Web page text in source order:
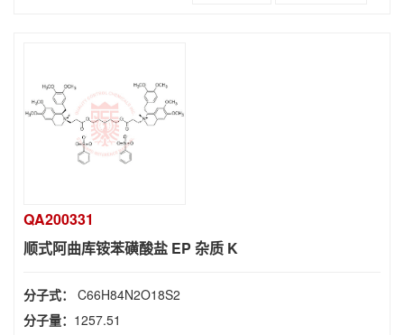
QA200331
顺式阿曲库铵苯磺酸盐 EP 杂质 K
分子式： C66H84N2O18S2
分子量： 1257.51